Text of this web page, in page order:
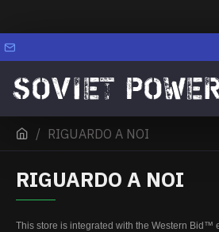
RIGUARDO A NOI
RIGUARDO A NOI
This store is integrated with the Western Bid™